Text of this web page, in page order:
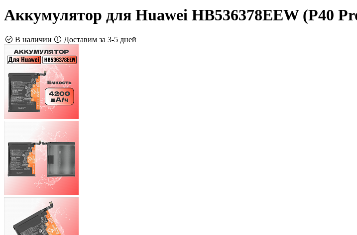
Аккумулятор для Huawei HB536378EEW (P40
В наличии Доставим за 3-5 дней